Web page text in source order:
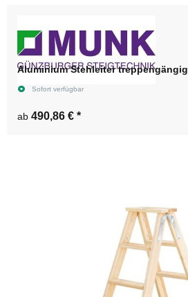
Aluminium Stehleiter treppengängig
Sofort verfügbar
ab 490,86 € *